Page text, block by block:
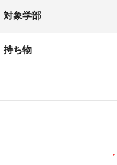
対象学部
持ち物